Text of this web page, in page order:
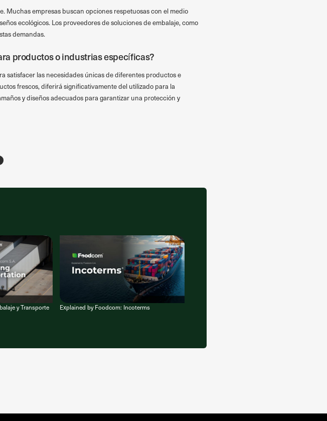
Muchas empresas buscan opciones respetuosas con el medio
ecológicos. Los proveedores de soluciones de embalaje, como
demandas.
productos o industrias específicas?
satisfacer las necesidades únicas de diferentes productos e
frescos, diferirá significativamente del utilizado para la
y diseños adecuados para garantizar una protección y
y Transporte Explained by Foodcom: Incoterms